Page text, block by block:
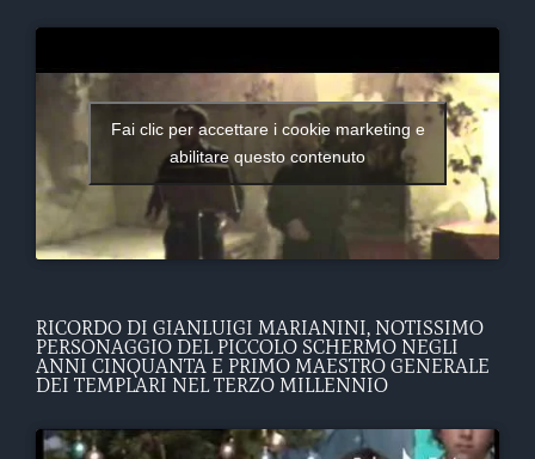
Fai clic per accettare i cookie marketing e
abilitare questo contenuto
RICORDO DI GIANLUIGI MARIANINI, NOTISSIMO
PERSONAGGIO DEL PICCOLO SCHERMO NEGLI
ANNI CINQUANTA E PRIMO MAESTRO GENERALE
DEI TEMPLARI NEL TERZO MILLENNIO